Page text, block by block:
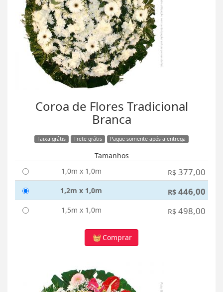
Coroa de Flores Tradicional
Branca
Faixa grátis Frete grátis Pague somente após a entrega
Tamanhos
1,0m x 1,0m
R$ 377,00
1,2m x 1,0m R$ 446,00
1,5m x 1,0m R$ 498,00
Comprar